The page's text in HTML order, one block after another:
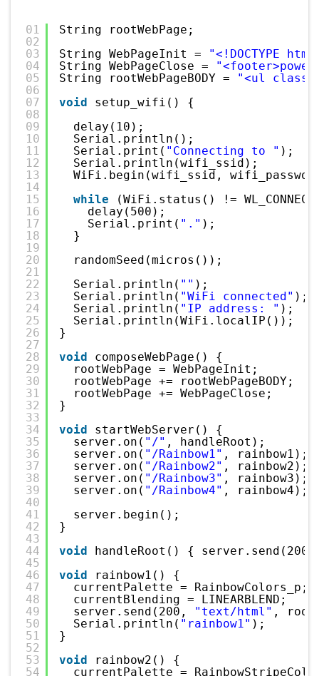
01
02
03
04
05
06
07
08
09
10
11
12
13
14
15
16
17
18
19
20
21
22
23
24
25
26
27
28
29
30
31
32
33
34
35
36
37
38
39
40
41
42
43
44
45
46
47
48
49
50
51
52
53
54
String rootWebPage;
String WebPageInit =
"<!DOCTYPE
String WebPageClose =
String rootWebPageBODY =
"<ul
void
setup_wifi() {
delay(10);
Serial.println();
Serial.print( "Connecting to " );
Serial.println(wifi_ssid);
WiFi.begin(wifi_ssid,
while
(WiFi.status() !=
delay(500);
Serial.print( "." );
}
randomSeed(micros());
Serial.println( "" );
Serial.println( "WiFi connected" );
Serial.println( "IP address: " );
Serial.println(WiFi.localIP());
}
void
composeWebPage() {
rootWebPage = WebPageInit;
rootWebPage += rootWebPageBODY;
rootWebPage += WebPageClose;
}
void
startWebServer() {
server.on( "/" , handleRoot);
server.on( "/Rainbow1" , rainbow1);
server.on( "/Rainbow2" , rainbow2);
server.on( "/Rainbow3" , rainbow3);
server.on( "/Rainbow4" , rainbow4);
server.begin();
}
void
handleRoot() {
void
rainbow1() {
currentPalette = RainbowColors_p;
currentBlending = LINEARBLEND;
server.send(200,
"text/html" ,
Serial.println( "rainbow1" );
}
void
rainbow2() {
currentPalette =